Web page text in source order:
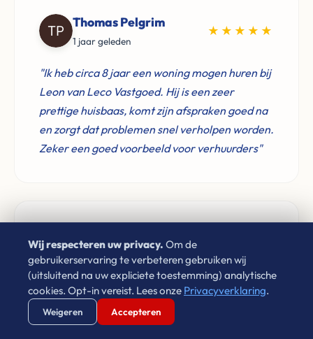
Thomas Pelgrim
1 jaar geleden
★★★★★
"Ik heb circa 8 jaar een woning mogen huren bij
Leon van Leco Vastgoed. Hij is een zeer
prettige huisbaas, komt zijn afspraken goed na
en zorgt dat problemen snel verholpen worden.
Zeker een goed voorbeeld voor verhuurders"
2 jaar geleden
"Zeer goede ervaringen met Leon van Leco
Vastgoed. Als je een betrouwbaar bedrijf zoekt
voor de aankoop van je woning neem gerust
Wij respecteren uw privacy. Om de
gebruikerservaring te verbeteren gebruiken wij
(uitsluitend na uw expliciete toestemming) analytische
cookies. Opt-in vereist. Lees onze Privacyverklaring.
Weigeren Accepteren
Verstuur WhatsApp